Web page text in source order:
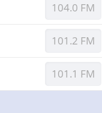
104.0 FM
101.2 FM
101.1 FM